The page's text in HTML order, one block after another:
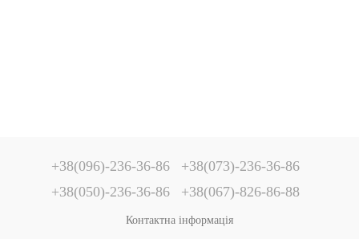
+38(096)-236-36-86
+38(073)-236-36-86
+38(050)-236-36-86
+38(067)-826-86-88
Контактна інформація